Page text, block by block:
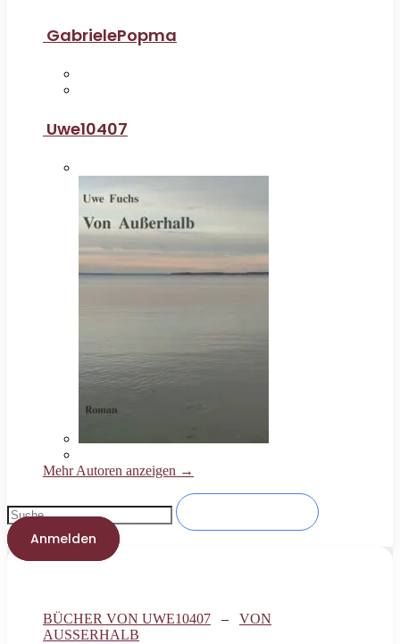
GabrielePopma
Uwe10407
Mehr Autoren anzeigen →
Anmelden
BÜCHER VON UWE10407 – VON
AUSSERHALB